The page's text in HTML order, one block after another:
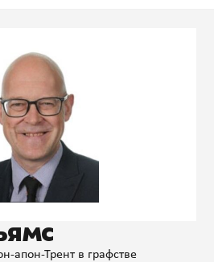
апон-Трент в графстве